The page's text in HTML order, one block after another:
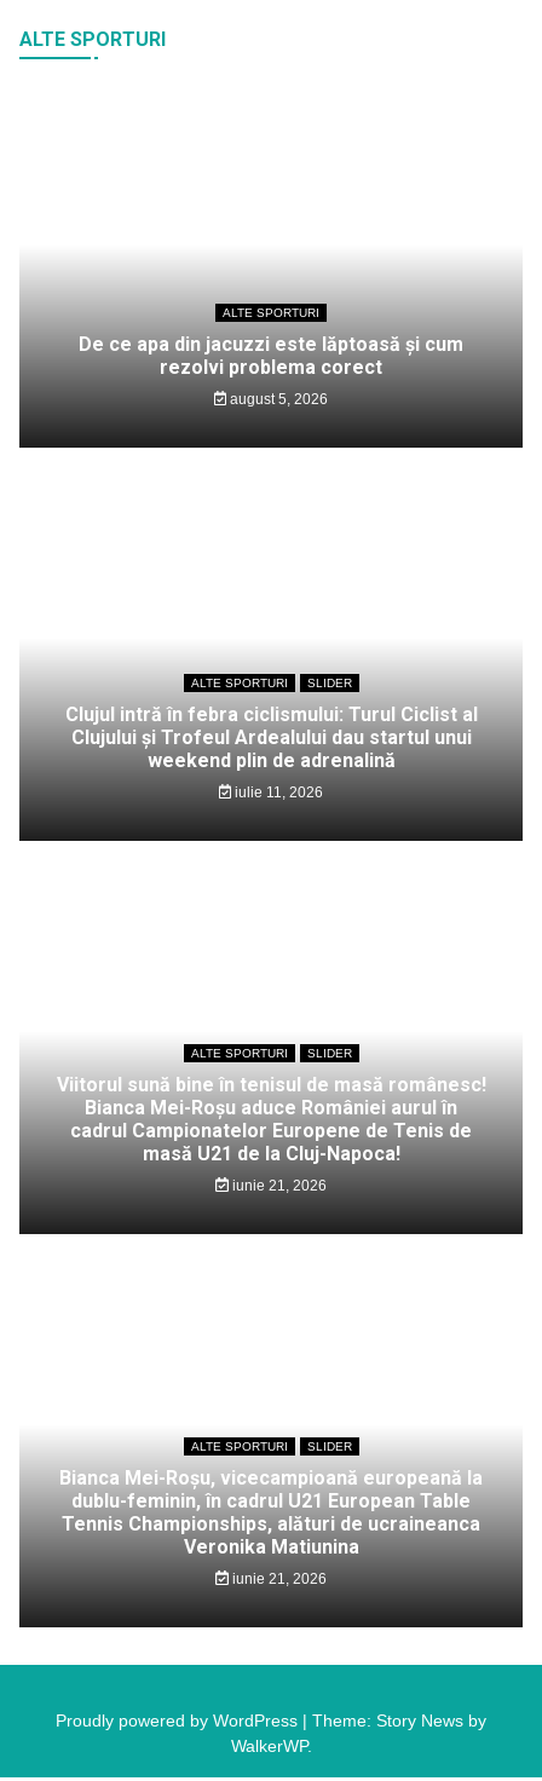
ALTE SPORTURI
ALTE SPORTURI
De ce apa din jacuzzi este lăptoasă și cum
rezolvi problema corect
august 5, 2026
ALTE SPORTURI SLIDER
Clujul intră în febra ciclismului: Turul Ciclist al
Clujului și Trofeul Ardealului dau startul unui
weekend plin de adrenalină
iulie 11, 2026
ALTE SPORTURI SLIDER
Viitorul sună bine în tenisul de masă românesc!
Bianca Mei-Roșu aduce României aurul în
cadrul Campionatelor Europene de Tenis de
masă U21 de la Cluj-Napoca!
iunie 21, 2026
ALTE SPORTURI SLIDER
Bianca Mei-Roșu, vicecampioană europeană la
dublu-feminin, în cadrul U21 European Table
Tennis Championships, alături de ucraineanca
Veronika Matiunina
iunie 21, 2026
Proudly powered by WordPress | Theme: Story News by
WalkerWP.